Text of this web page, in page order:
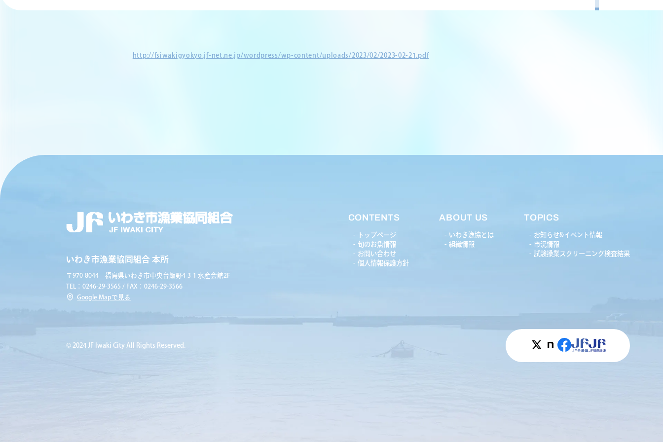
http://fsiwakigyokyo.jf-net.ne.jp/wordpress/wp-content/uploads/2023/02/2023-02-21.pdf
いわき市漁業協同組合 本所
〒970-8044 福島県いわき市中央台飯野4-3-1 水産会館2F
TEL：0246-29-3565 / FAX：0246-29-3566
Google Mapで見る
CONTENTS
トップページ
旬のお魚情報
お問い合わせ
個人情報保護方針
ABOUT US
いわき漁協とは
組織情報
TOPICS
お知らせ&イベント情報
市況情報
試験操業スクリーニング検査結果
© 2024 JF Iwaki City All Rights Reserved.